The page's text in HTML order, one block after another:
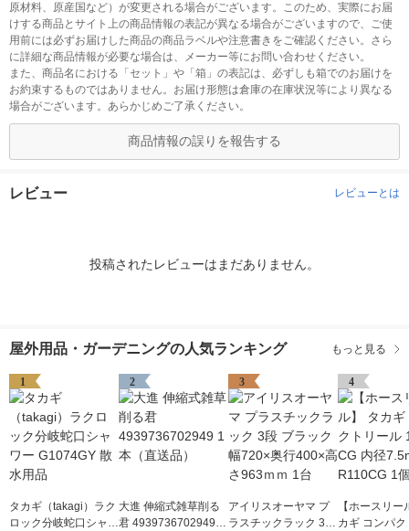
原材料、原産国など）が変更される場合がございます。このため、実際にお届
けする商品とサイト上の商品情報の表記が異なる場合がございますので、ご使
用前には必ずお届けした商品の商品ラベルや注意書きをご確認ください。さら
に詳細な商品情報が必要な場合は、メーカー等にお問い合わせください。
また、商品名における「セット」や「箱」の表記は、必ずしも箱でのお届けを
お約束するものではありません。お届け形態は倉庫の在庫状況等により異なる
場合がございます。あらかじめご了承ください。
商品情報の誤りを報告する
レビュー レビューとは
投稿されたレビューはまだありません。
屋外用品・ガーデニングの人気ランキング もっと見る
1
タカギ（takagi）ラク
ロック分岐蛇口シャワ
2
大進 伸縮式雑草削る
君 4939736702949 1
3
アイリスオーヤマ プ
ラスチックラック 3段
4
【ホースリー
カギ コンパ